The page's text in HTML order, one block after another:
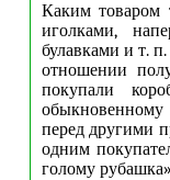
Каким товаром
иголками,
булавками и т.
отношении
покупали
обыкновенному
перед другими
одним
голому